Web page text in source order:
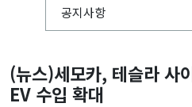
공지사항
(뉴스)세모카, 테슬라 사
EV 수입 확대